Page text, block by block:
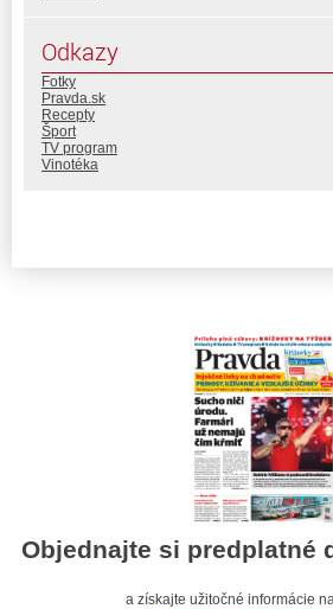
Odkazy
Fotky
Pravda.sk
Recepty
Šport
TV program
Vinotéka
Objednajte si predplatné
a získajte užitočné informácie